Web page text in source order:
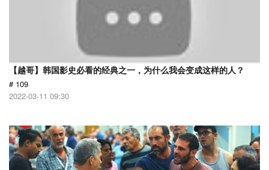
【越哥】韩国影史必看的经典之一，为什么我会变成这样的人？
# 109
2022-03-11 09:30